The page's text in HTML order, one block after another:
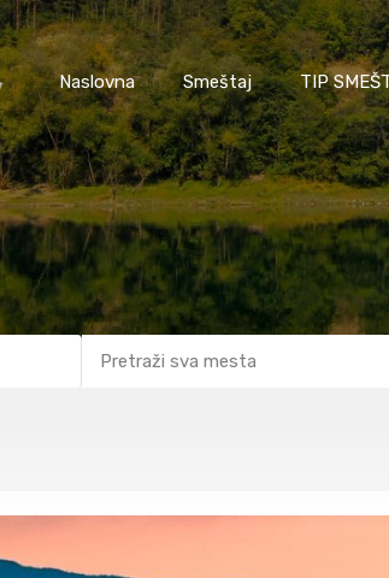
Naslovna Smeštaj TIP
Pretraži sva mesta